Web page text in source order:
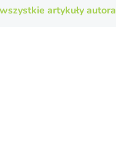
artykuły autora